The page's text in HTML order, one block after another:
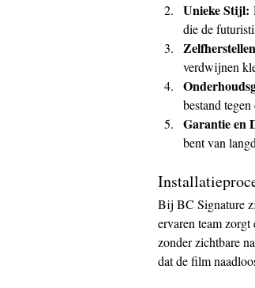
Unieke Stijl:
die de
verdwijnen
bestand
Garantie en
bent van
Bij BC Signature
ervaren team
zonder zichtbare
dat de film